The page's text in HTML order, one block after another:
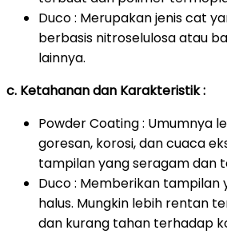
Duco : Merupakan jenis cat
berbasis nitroselulosa atau
lainnya.
c. Ketahanan dan Karakteristik :
Powder Coating : Umumnya
goresan, korosi, dan cuaca
tampilan yang seragam dan
Duco : Memberikan tampilan
halus. Mungkin lebih rentan
dan kurang tahan terhadap